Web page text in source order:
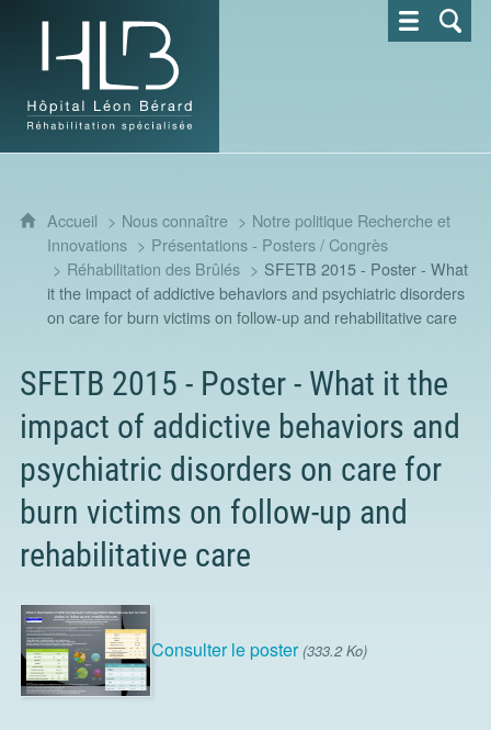
Hôpital Léon Bérard - Réhabilitation spécialisée
Accueil Nous connaître
Notre politique Recherche et
Innovations
Présentations - Posters / Congrès
Réhabilitation des Brûlés
SFETB 2015 - Poster - What
it the impact of addictive behaviors and psychiatric disorders
on care for burn victims on follow-up and rehabilitative care
SFETB 2015 - Poster - What it the
impact of addictive behaviors and
psychiatric disorders on care for
burn victims on follow-up and
rehabilitative care
Consulter le poster(333.2 Ko)